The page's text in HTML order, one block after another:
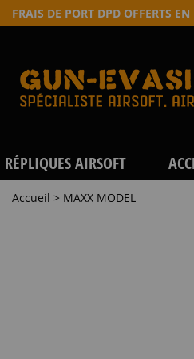
FRAIS DE PORT DPD OFFERTS
RÉPLIQUES AIRSOFT
Accueil > MAXX MODEL